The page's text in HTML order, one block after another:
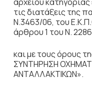
τις διατάξεις της
Ν.3463/06, του
άρθρου 1 του Ν.
και με τους όρους
ΣΥΝΤΗΡΗΣΗ
ΑΝΤΑΛΛΑΚΤΙΚΩΝ».